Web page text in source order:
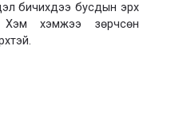
бичихдээ бусдын эрх
Хэм хэмжээ зөрчсөн